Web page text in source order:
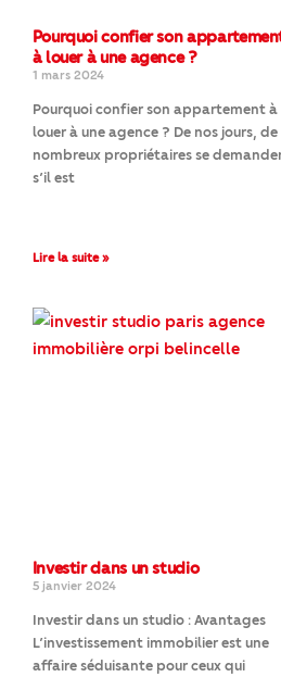
Pourquoi confier son
à louer à une agence ?
1 mars 2024
Pourquoi confier son appartement à
louer à une agence ? De nos jours, de
nombreux propriétaires se
s’il est
Lire la suite »
Investir dans un studio
5 janvier 2024
Investir dans un studio : Avantages
L’investissement immobilier est une
affaire séduisante pour ceux qui